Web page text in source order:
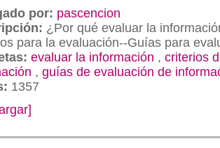
por: pascencion
¿Por qué evaluar la
para la evaluación--Guías para
evaluar la información , criterios
, guías de evaluación de
1357